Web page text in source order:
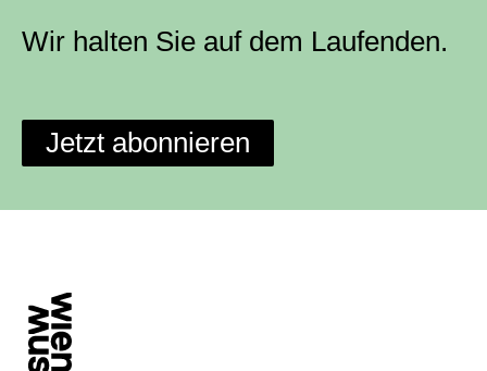
Wir halten Sie auf dem Laufenden.
Jetzt abonnieren